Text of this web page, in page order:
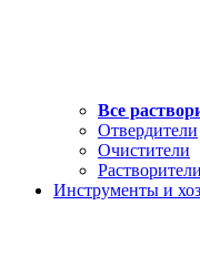
Все
Отвердители
Очистители
Растворители
Инструменты и